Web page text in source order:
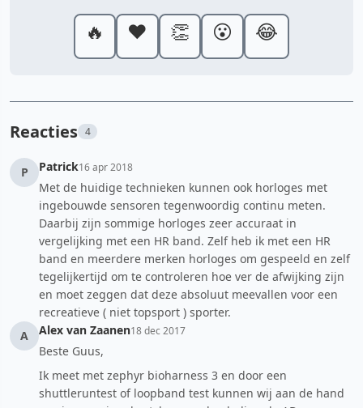
🔥 ❤️ 👏 😮 😂
Reacties 4
P Patrick16 apr 2018
Met de huidige technieken kunnen ook horloges met
ingebouwde sensoren tegenwoordig continu meten.
Daarbij zijn sommige horloges zeer accuraat in
vergelijking met een HR band. Zelf heb ik met een HR
band en meerdere merken horloges om gespeeld en zelf
tegelijkertijd om te controleren hoe ver de afwijking zijn
en moet zeggen dat deze absoluut meevallen voor een
recreatieve ( niet topsport ) sporter.
A
Alex van Zaanen18 dec 2017
Beste Guus,
Ik meet met zephyr bioharness 3 en door een
shuttleruntest of loopband test kunnen wij aan de hand